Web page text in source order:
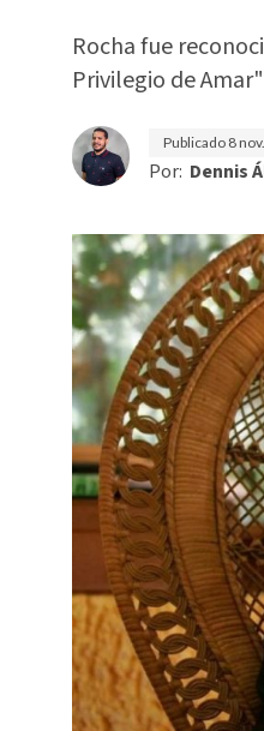
Rocha fue
Privilegio de
Publicado 8
Por: Dennis